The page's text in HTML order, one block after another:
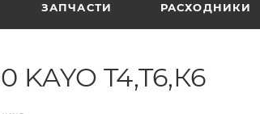
ЗАПЧАСТИ РАСХОДНИКИ
T4,T6,К6